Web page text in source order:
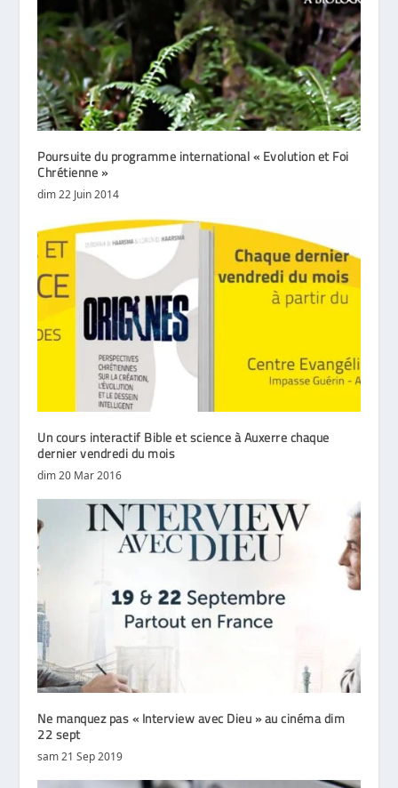
Poursuite du programme international « Evolution et Foi
Chrétienne »
dim 22 Juin 2014
Un cours interactif Bible et science à Auxerre chaque
dernier vendredi du mois
dim 20 Mar 2016
Ne manquez pas « Interview avec Dieu » au cinéma dim
22 sept
sam 21 Sep 2019